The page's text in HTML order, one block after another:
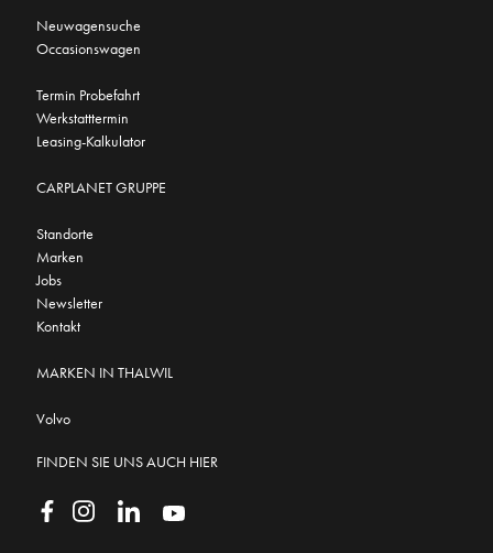
Neuwagensuche
Occasionswagen
Termin Probefahrt
Werkstatttermin
Leasing-Kalkulator
CARPLANET GRUPPE
Standorte
Marken
Jobs
Newsletter
Kontakt
MARKEN IN THALWIL
Volvo
FINDEN SIE UNS AUCH HIER